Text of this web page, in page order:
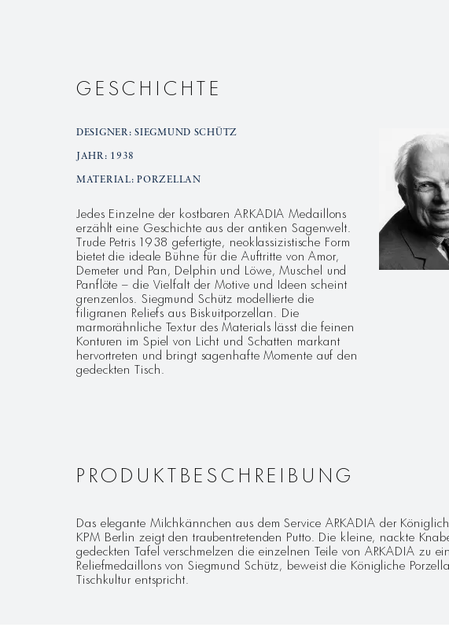
GESCHICHTE
DESIGNER: SIEGMUND SCHÜTZ
JAHR: 1938
MATERIAL: PORZELLAN
Jedes Einzelne der kostbaren ARKADIA Medaillons
erzählt eine Geschichte aus der antiken Sagenwelt.
Trude Petris 1938 gefertigte, neoklassizistische Form
bietet die ideale Bühne für die Auftritte von Amor,
Demeter und Pan, Delphin und Löwe, Muschel und
Panflöte – die Vielfalt der Motive und Ideen scheint
grenzenlos. Siegmund Schütz modellierte die
filigranen Reliefs aus Biskuitporzellan. Die
marmorähnliche Textur des Materials lässt die feinen
Konturen im Spiel von Licht und Schatten markant
hervortreten und bringt sagenhafte Momente auf den
gedeckten Tisch.
PRODUKTBESCHREIBUNG
Das elegante Milchkännchen aus dem Service ARKADIA der
KPM Berlin zeigt den traubentretenden Putto. Die kleine, nackte
gedeckten Tafel verschmelzen die einzelnen Teile von ARKADIA zu
Reliefmedaillons von Siegmund Schütz, beweist die Königliche
Tischkultur entspricht.